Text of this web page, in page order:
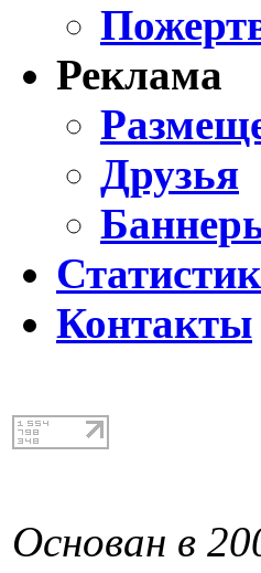
Реклама
Друзья
Контакты
Основан в